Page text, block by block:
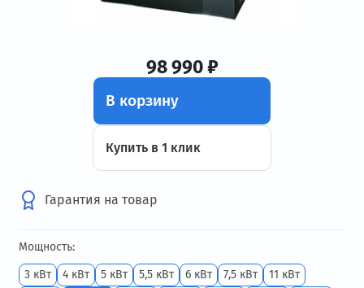
98 990 ₽
В корзину
Купить в 1 клик
Гарантия на товар
Мощность:
3 кВт
4 кВт 5 кВт 5,5 кВт 6 кВт 7,5 кВт
11 кВт